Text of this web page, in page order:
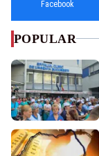
Facebook
POPULAR